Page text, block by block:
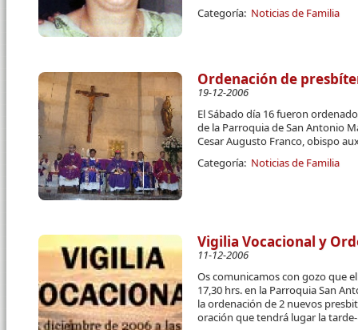
Categoría: Noticias de Familia
Ordenación de
19-12-2006
El Sábado día 16 fueron
de la Parroquia de San Antonio
Cesar Augusto Franco, obispo
Categoría: Noticias de Familia
Vigilia Vocacional y
11-12-2006
Os comunicamos con gozo que
17,30 hrs. en la Parroquia San
la ordenación de 2 nuevos
oración que tendrá lugar la